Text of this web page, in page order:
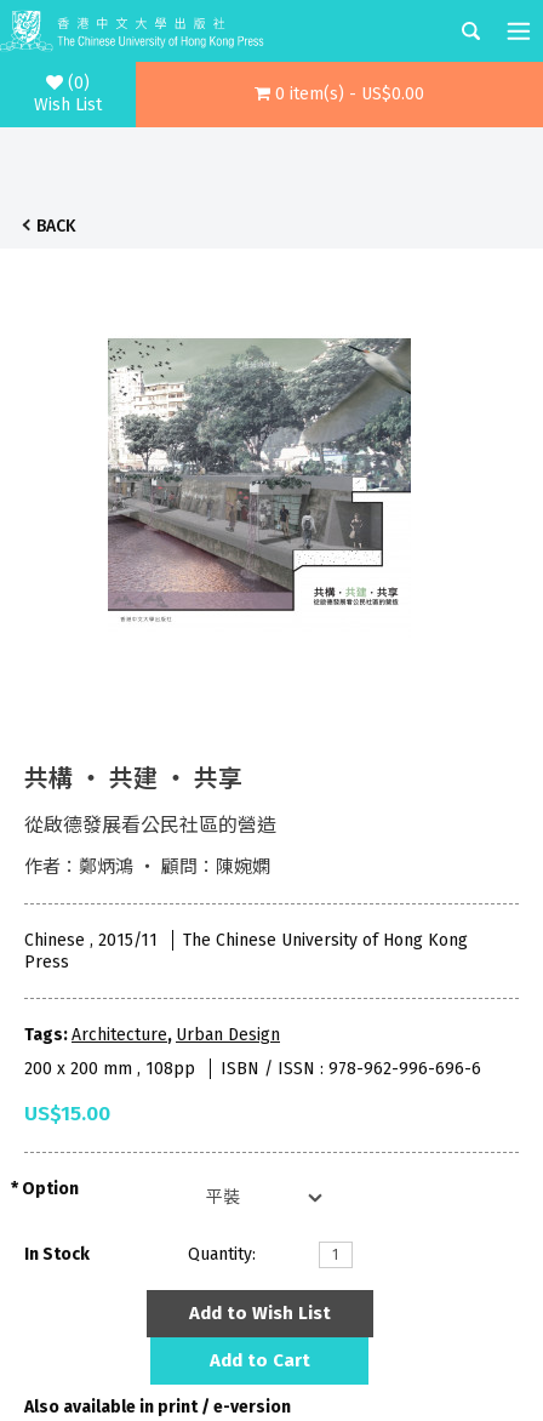
(0)
Wish List
0 item(s) - US$0.00
BACK
共構 ‧ 共建 ‧ 共享
從啟德發展看公民社區的營造
作者：鄭炳鴻 ‧ 顧問：陳婉嫻
Chinese , 2015/11
The Chinese University of Hong Kong
Press
Tags:Architecture, Urban Design
200 x 200 mm , 108pp
ISBN / ISSN : 978-962-996-696-6
US$15.00
Option
In Stock Quantity:
Add to Wish List
Add to Cart
Also available in print / e-version